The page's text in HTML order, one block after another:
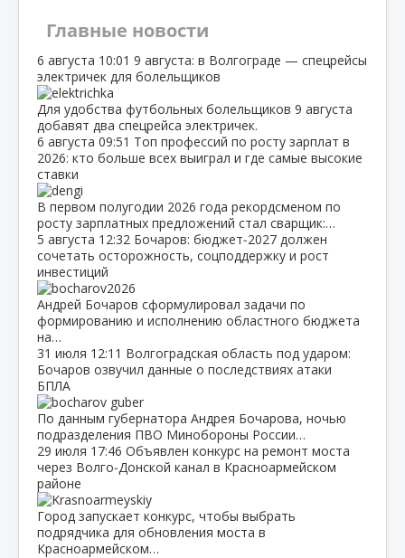
Главные новости
6 августа 10:01 9 августа: в Волгограде — спецрейсы
электричек для болельщиков
Для удобства футбольных болельщиков 9 августа
добавят два спецрейса электричек.
6 августа 09:51 Топ профессий по росту зарплат в
2026: кто больше всех выиграл и где самые высокие
ставки
В первом полугодии 2026 года рекордсменом по
росту зарплатных предложений стал сварщик:…
5 августа 12:32 Бочаров: бюджет‑2027 должен
сочетать осторожность, соцподдержку и рост
инвестиций
Андрей Бочаров сформулировал задачи по
формированию и исполнению областного бюджета
на…
31 июля 12:11 Волгоградская область под ударом:
Бочаров озвучил данные о последствиях атаки
БПЛА
По данным губернатора Андрея Бочарова, ночью
подразделения ПВО Минобороны России…
29 июля 17:46 Объявлен конкурс на ремонт моста
через Волго‑Донской канал в Красноармейском
районе
Город запускает конкурс, чтобы выбрать
подрядчика для обновления моста в
Красноармейском…